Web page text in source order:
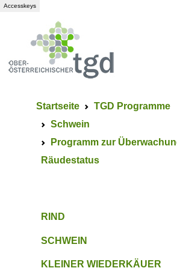
Accesskeys
Startseite
TGD Programme
Schwein
Programm zur
Räudestatus
RIND
SCHWEIN
KLEINER WIEDERKÄUER